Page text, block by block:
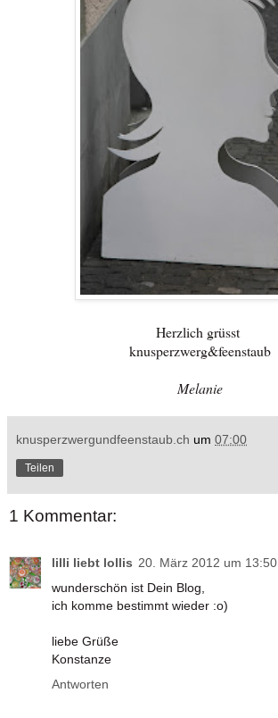
Herzlich grüsst
knusperzwerg&feenstaub
Melanie
knusperzwergundfeenstaub.ch um 07:00
Teilen
1 Kommentar:
lilli liebt lollis 20. März 2012 um 13:50
wunderschön ist Dein Blog,
ich komme bestimmt wieder :o)
liebe Grüße
Konstanze
Antworten